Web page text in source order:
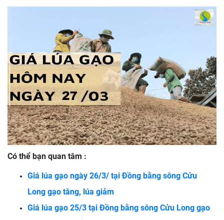
Có thể bạn quan tâm :
Giá lúa gạo ngày 26/3/ tại Đồng bằng sông Cửu
Long gạo tăng, lúa giảm
Giá lúa gạo 25/3 tại Đồng bằng sông Cửu Long gạo